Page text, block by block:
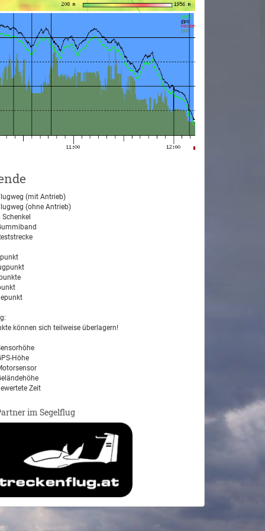
(mit Antrieb)
(ohne Antrieb)
können sich teilweise überlagern!
Höhe
Zeit
im Segelflug